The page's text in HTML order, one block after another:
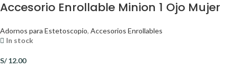
Accesorio Enrollable Minion 1 Ojo Mujer
Adornos para Estetoscopio, Accesorios Enrollables
In stock
S/12.00